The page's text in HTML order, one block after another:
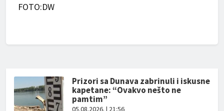
FOTO:DW
Prizori sa Dunava zabrinuli i iskusne
kapetane: “Ovakvo nešto ne
pamtim”
05.08.2026. | 21:56